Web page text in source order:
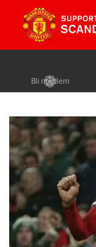
Bli medlem
Tag:
united
v
basel